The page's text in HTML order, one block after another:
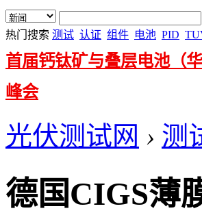
热门搜索 测试 认证 组件 电池 PID
首届钙钛矿与叠层电池（
峰会
光伏测试网 › 测
德国CIGS薄